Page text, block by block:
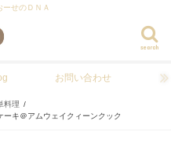
ーせのＤＮＡ
search
お問い合わせ
料理
キ＠アムウェイクィーンクック